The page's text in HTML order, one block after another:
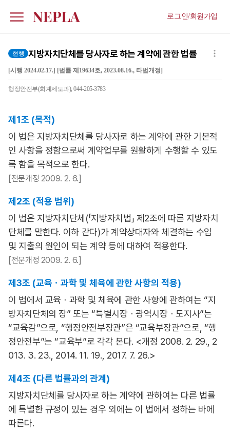
로그인/회원가입
현행 지방자치단체를 당사자로 하는 계약에 관한 법률
[시행 2024.02.17.] [법률 제19634호, 2023.08.16., 타법개정]
행정안전부(회계제도과), 044-205-3783
제1조 (목적)
이 법은 지방자치단체를 당사자로 하는 계약에 관한 기본적
인 사항을 정함으로써 계약업무를 원활하게 수행할 수 있도
록 함을 목적으로 한다.
[전문개정 2009. 2. 6.]
제2조 (적용 범위)
이 법은 지방자치단체(「지방자치법」 제2조에 따른 지방자치
단체를 말한다. 이하 같다)가 계약상대자와 체결하는 수입
및 지출의 원인이 되는 계약 등에 대하여 적용한다.
[전문개정 2009. 2. 6.]
제3조 (교육ㆍ과학 및 체육에 관한 사항의 적용)
이 법에서 교육ㆍ과학 및 체육에 관한 사항에 관하여는 “지
방자치단체의 장” 또는 “특별시장ㆍ광역시장ㆍ도지사”는
“교육감”으로, “행정안전부장관”은 “교육부장관”으로, “행
정안전부”는 “교육부”로 각각 본다. <개정 2008. 2. 29., 2
013. 3. 23., 2014. 11. 19., 2017. 7. 26.>
제4조 (다른 법률과의 관계)
지방자치단체를 당사자로 하는 계약에 관하여는 다른 법률
에 특별한 규정이 있는 경우 외에는 이 법에서 정하는 바에
따른다.